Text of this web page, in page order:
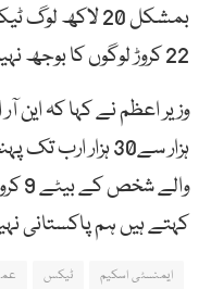
بمشکل 20
22 کروڑ لوگوں کا بوجھ نہیں اٹھا سکتے۔
ہزار سے30 ہزار
کہتے ہیں ہم پاکستانی
ایمنسٹی اسکیم ٹیکس